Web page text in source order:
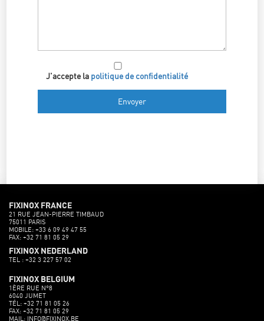
J'accepte la politique de confidentialité
FIXINOX FRANCE
21 RUE JEAN-PIERRE TIMBAUD
75011 PARIS
MOBILE: +33 6 09 49 47 55
FAX: +32 71 81 05 29
FIXINOX NEDERLAND
TEL : +32 3 227 57 02
FIXINOX BELGIUM
1ÈRE RUE N°8
6040 JUMET
TÉL: +32 71 81 05 26
FAX: +32 71 81 05 29
MAIL: INFO@FIXINOX.BE